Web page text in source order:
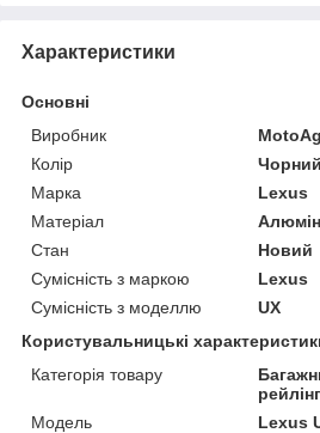
Характеристики
Основні
Виробник
Колір
Чорний
Марка
Lexus
Матеріал
Стан
Новий
Сумісність з маркою
Lexus
Сумісність з моделлю
UX
Користувальницькі
Категорія товару
Мoдель
Lexus